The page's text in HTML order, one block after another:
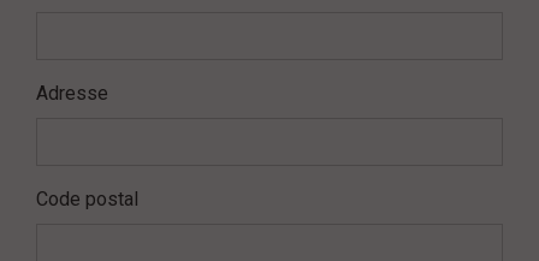
Adresse
Code postal